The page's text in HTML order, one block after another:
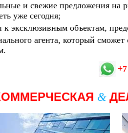
и свежие предложения на
уже сегодня;
эксклюзивным объектам,
агента, который
&